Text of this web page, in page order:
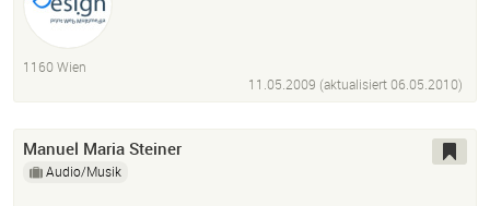
1160 Wien
11.05.2009 (aktualisiert06.05.2010)
Manuel Maria Steiner
Audio/Musik